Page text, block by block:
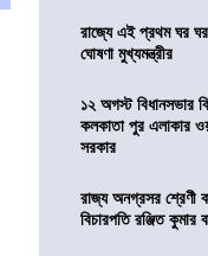
রাজ্যে এই প্রথম ঘর ঘর
ঘোষণা মুখ্যমন্ত্রীর
১২ অগস্ট বিধানসভার
কলকাতা পুর এলাকার
সরকার
রাজ্য অনগ্রসর শ্রেণী
বিচারপতি রঞ্জিত কুমার